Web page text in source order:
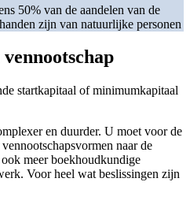
50% van de aandelen van de
zijn van natuurlijke personen
vennootschap
startkapitaal of minimumkapitaal
en duurder. U moet voor de
naar de
meer boekhoudkundige
Voor heel wat beslissingen zijn